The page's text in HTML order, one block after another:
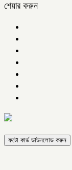
শেয়ার করুন
ফটো কার্ড ডাউনলোড করুন